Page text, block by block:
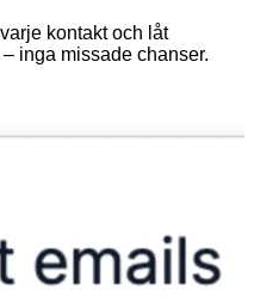
kontakt och låt
inga missade chanser.